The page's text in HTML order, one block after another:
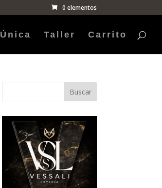
0 elementos
Única Taller Carrito
Buscar